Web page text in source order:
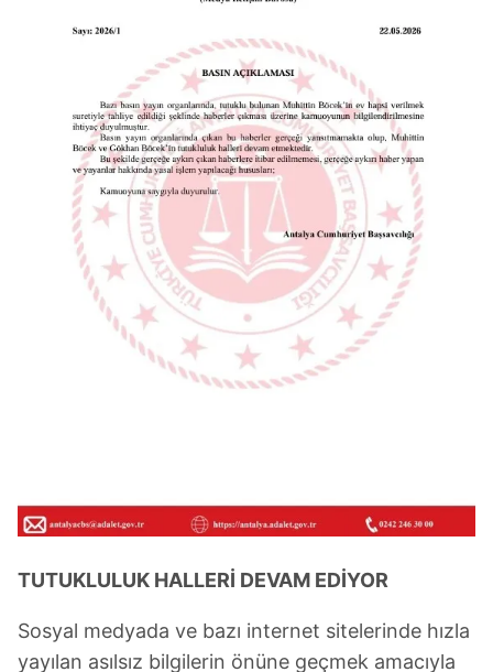
TUTUKLULUK HALLERİ DEVAM EDİYOR
Sosyal medyada ve bazı internet sitelerinde hızla
yayılan asılsız bilgilerin önüne geçmek amacıyla